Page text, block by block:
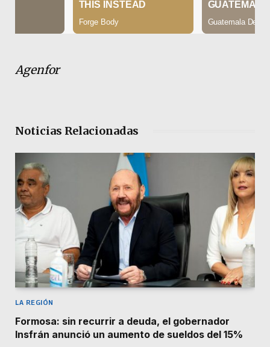
Agenfor
Noticias Relacionadas
LA REGIÓN
Formosa: sin recurrir a deuda, el gobernador
Insfrán anunció un aumento de sueldos del 15%